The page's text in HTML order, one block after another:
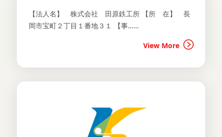
【法人名】 株式会社 田原鉄工所 【所 在】 長
岡市宝町２丁目１番地３１ 【事……
View More